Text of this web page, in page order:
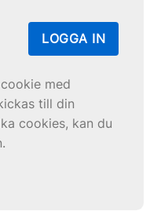
LOGGA IN
med
till din
cookies, kan du